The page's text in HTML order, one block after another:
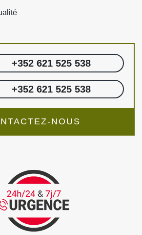
+352 621 525 538
+352 621 525 538
NOUS